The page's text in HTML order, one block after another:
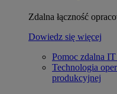
Zdalna łączność
Dowiedz się więcej
Pomoc zdalna IT
Technologia
produkcyjnej